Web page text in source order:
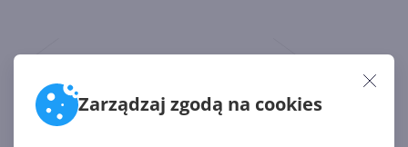
Zarządzaj zgodą na cookies